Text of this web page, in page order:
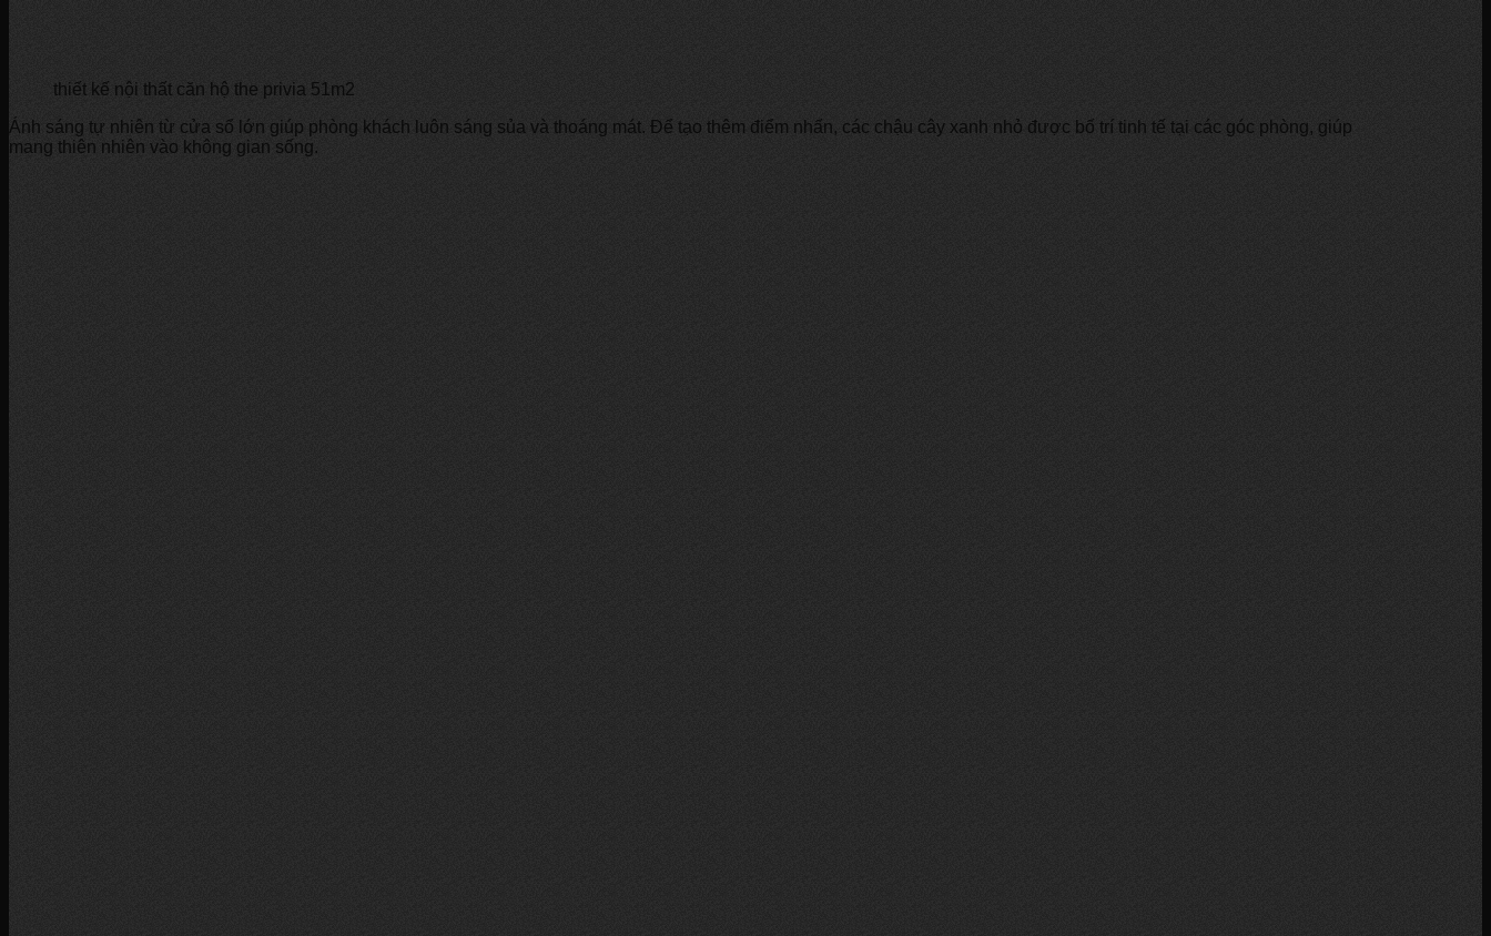
thiết kế nội thất căn hộ the privia 51m2
Ánh sáng tự nhiên từ cửa sổ lớn giúp phòng khách luôn sáng sủa và thoáng mát. Để tạo thêm điểm nhấn, các chậu cây xanh nhỏ được bố trí tinh tế tại các góc phòng, giúp
mang thiên nhiên vào không gian sống.